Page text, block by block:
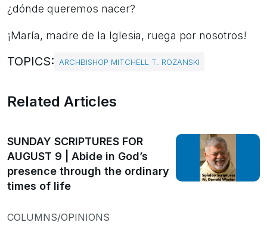
¿dónde queremos nacer?
¡María, madre de la Iglesia, ruega por nosotros!
TOPICS: ARCHBISHOP MITCHELL T. ROZANSKI
Related Articles
SUNDAY SCRIPTURES FOR
AUGUST 9 | Abide in God’s
presence through the ordinary
times of life
COLUMNS/OPINIONS